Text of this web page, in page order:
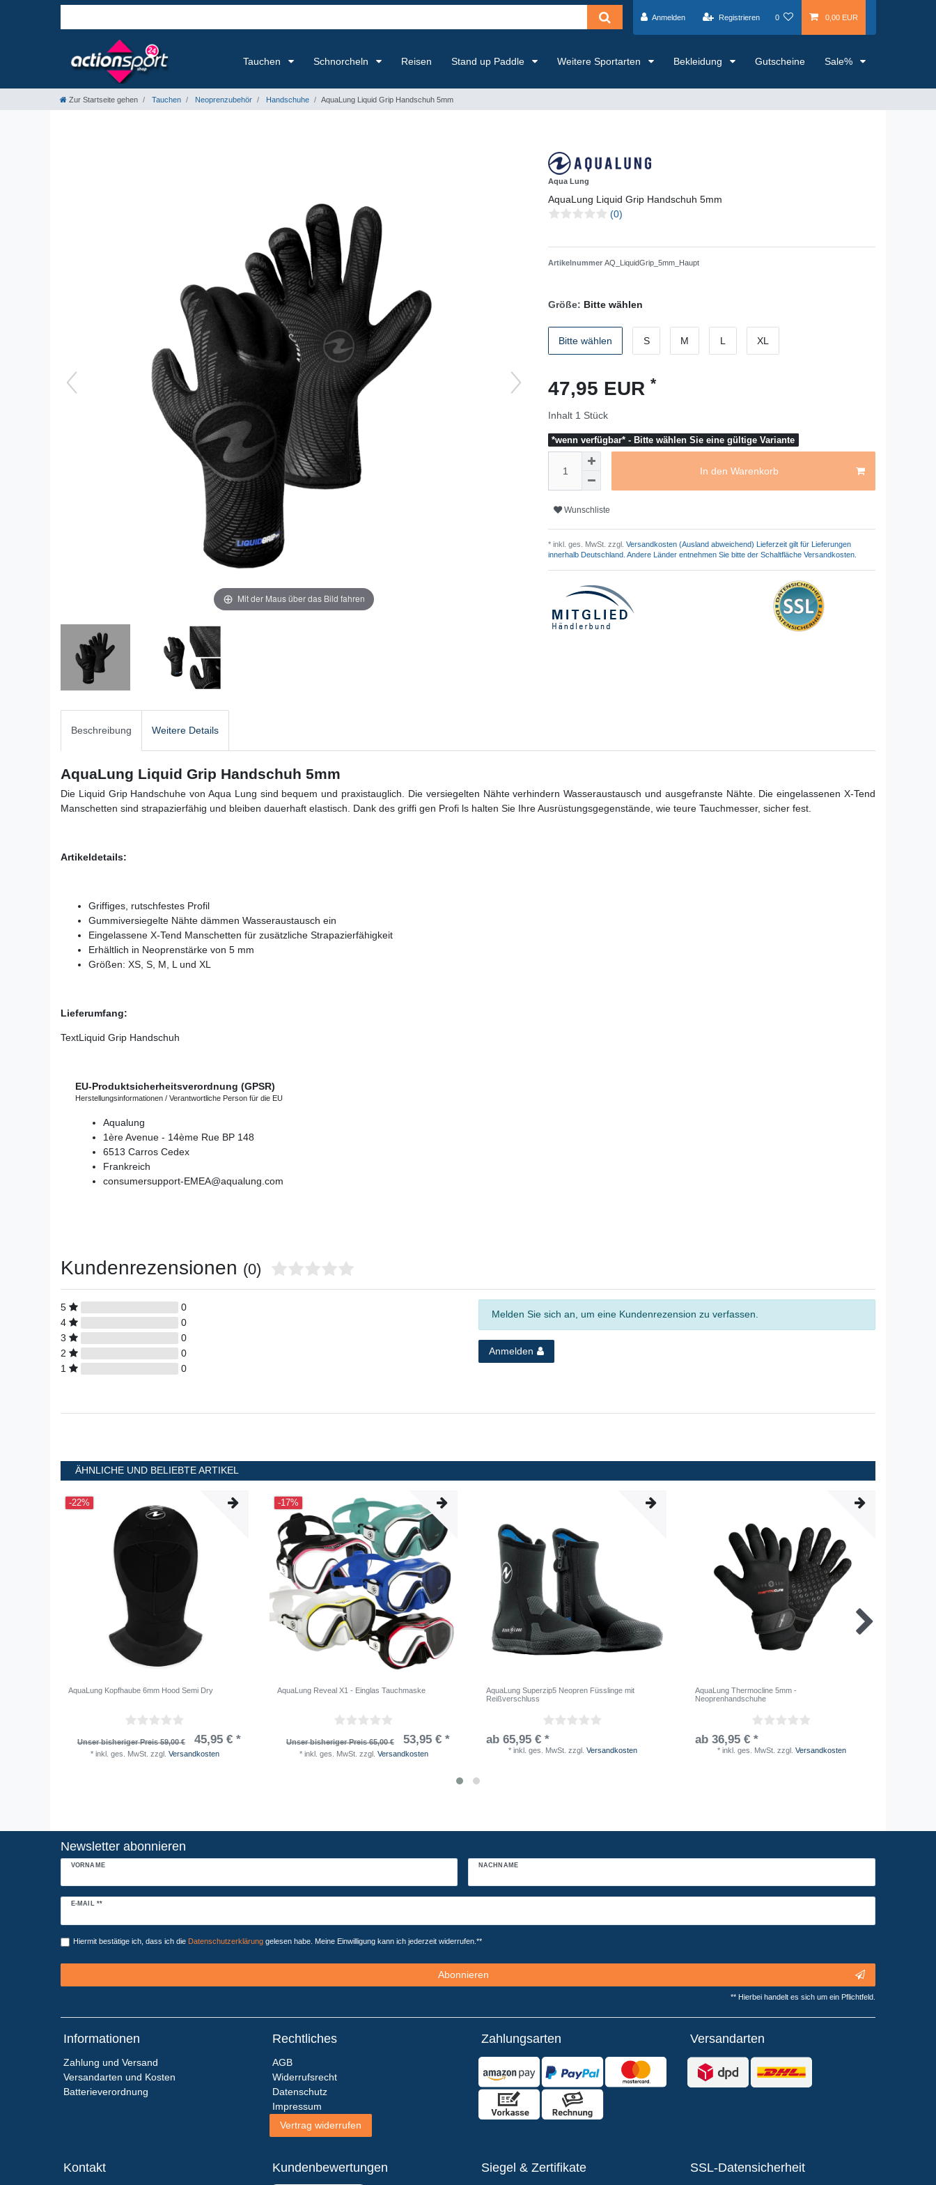
Anmelden Registrieren 0 0,00 EUR
Tauchen Schnorcheln Reisen Stand up Paddle Weitere Sportarten Bekleidung Gutscheine Sale%
Zur Startseite gehen Tauchen Neoprenzubehör Handschuhe AquaLung Liquid Grip Handschuh 5mm
Mit der Maus über das Bild fahren
Aqua Lung
AquaLung Liquid Grip Handschuh 5mm
(0)
Artikelnummer AQ_LiquidGrip_5mm_Haupt
Größe: Bitte wählen
Bitte wählen S M L XL
47,95 EUR *
Inhalt 1 Stück
*wenn verfügbar* - Bitte wählen Sie eine gültige Variante
In den Warenkorb
Wunschliste
* inkl. ges. MwSt. zzgl.
Versandkosten (Ausland abweichend) Lieferzeit gilt für Lieferungen
innerhalb Deutschland. Andere Länder entnehmen Sie bitte der Schaltfläche Versandkosten.
Beschreibung Weitere Details
AquaLung Liquid Grip Handschuh 5mm
Die Liquid Grip Handschuhe von Aqua Lung sind bequem und praxistauglich. Die versiegelten Nähte verhindern Wasseraustausch und ausgefranste Nähte. Die eingelassenen X-Tend
Manschetten sind strapazierfähig und bleiben dauerhaft elastisch. Dank des griffi gen Profi ls halten Sie Ihre Ausrüstungsgegenstände, wie teure Tauchmesser, sicher fest.
Artikeldetails:
Griffiges, rutschfestes Profil
Gummiversiegelte Nähte dämmen Wasseraustausch ein
Eingelassene X-Tend Manschetten für zusätzliche Strapazierfähigkeit
Erhältlich in Neoprenstärke von 5 mm
Größen: XS, S, M, L und XL
Lieferumfang:
TextLiquid Grip Handschuh
EU-Produktsicherheitsverordnung (GPSR)
Herstellungsinformationen / Verantwortliche Person für die EU
Aqualung
1ère Avenue - 14ème Rue BP 148
6513 Carros Cedex
Frankreich
consumersupport-EMEA@aqualung.com
Kundenrezensionen (0)
5
0
4
0
3
0
2
0
1
0
Melden Sie sich an, um eine Kundenrezension zu verfassen.
Anmelden
ÄHNLICHE UND BELIEBTE ARTIKEL
-22%
AquaLung Kopfhaube 6mm Hood Semi Dry
Unser bisheriger Preis 59,00 € 45,95 € *
* inkl. ges. MwSt. zzgl. Versandkosten
-17%
AquaLung Reveal X1 - Einglas Tauchmaske
Unser bisheriger Preis 65,00 € 53,95 € *
* inkl. ges. MwSt. zzgl. Versandkosten
AquaLung Superzip5 Neopren Füsslinge mit
Reißverschluss
ab 65,95 € *
* inkl. ges. MwSt. zzgl. Versandkosten
AquaLung Thermocline 5mm -
Neoprenhandschuhe
ab 36,95 € *
* inkl. ges. MwSt. zzgl. Versandkosten
Newsletter abonnieren
VORNAME NACHNAME
E-MAIL **
Newsletter
Hiermit bestätige ich, dass ich die Daten­schutz­erklärunggelesen habe. Meine Einwilligung kann ich jederzeit widerrufen.**
Abonnieren
** Hierbei handelt es sich um ein Pflichtfeld.
Informationen
Zahlung und Versand
Versandarten und Kosten
Batterieverordnung
Rechtliches
AGB
Widerrufsrecht
Datenschutz
Impressum
Vertrag widerrufen
Zahlungsarten Versandarten
Kontakt Kundenbewertungen Siegel & Zertifikate SSL-Datensicherheit